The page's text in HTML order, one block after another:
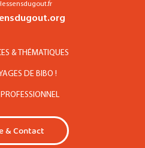
& THÉMATIQUES
DE BIBO !
& Contact